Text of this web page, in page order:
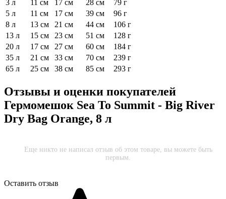
3 л 11 см 17 см 28 см
79 г
5 л
11 см 17 см 39 см
96 г
8 л
13 см 21 см 44 см
106 г
13 л
15 см 23 см 51 см
128 г
20 л
17 см 27 см 60 см
184 г
35 л
21 см 33 см 70 см
239 г
65 л
25 см 38 см 85 см 293 г
Отзывы и оценки покупателей
Гермомешок Sea To Summit - Big River
Dry Bag Orange, 8 л
Еще никто не написал отзыв об этом товаре, вы можете быть
первым.
Оставить отзыв